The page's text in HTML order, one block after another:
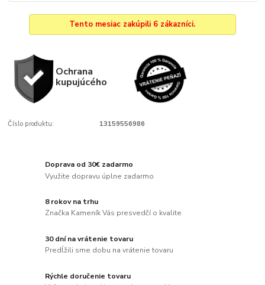
Tento mesiac zakúpili 6 zákazníci.
Ochrana
kupujúcého
Číslo produktu: 13159556986
Doprava od 30€ zadarmo
Využite dopravu úplne zadarmo
8 rokov na trhu
Značka Kameník Vás presvedčí o kvalite
30 dní na vrátenie tovaru
Predĺžili sme dobu na vrátenie tovaru
Rýchle doručenie tovaru